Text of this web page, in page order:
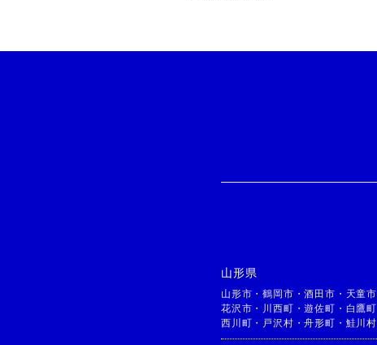
山形県
山形市 ・鶴岡市 ・酒田市 ・ 天童市
花沢市 ・ 川西町 ・遊佐町 ・ 白鷹町
西川町 ・ 戸沢村 ・舟形町 ・ 鮭川村